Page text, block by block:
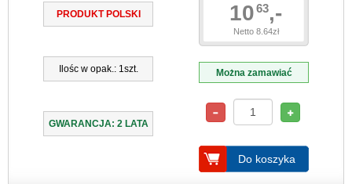
PRODUKT POLSKI
Ilośc w opak.: 1szt.
GWARANCJA: 2 LATA
1063,-
Netto 8.64zł
Można zamawiać
Do koszyka